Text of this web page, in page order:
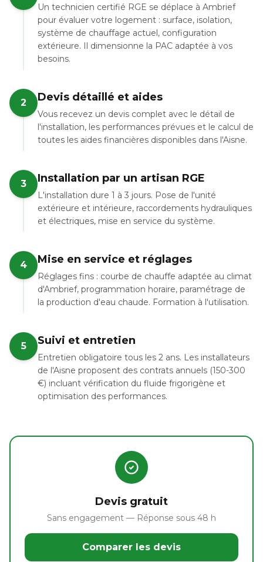
Un technicien certifié RGE se déplace à Ambrief
pour évaluer votre logement : surface, isolation,
système de chauffage actuel, configuration
extérieure. Il dimensionne la PAC adaptée à vos
besoins.
2 Devis détaillé et aides
Vous recevez un devis complet avec le détail de
l'installation, les performances prévues et le calcul de
toutes les aides financières disponibles dans l'Aisne.
3 Installation par un artisan RGE
L'installation dure 1 à 3 jours. Pose de l'unité
extérieure et intérieure, raccordements hydrauliques
et électriques, mise en service du système.
4 Mise en service et réglages
Réglages fins : courbe de chauffe adaptée au climat
d'Ambrief, programmation horaire, paramétrage de
la production d'eau chaude. Formation à l'utilisation.
5 Suivi et entretien
Entretien obligatoire tous les 2 ans. Les installateurs
de l'Aisne proposent des contrats annuels (150-300
€) incluant vérification du fluide frigorigène et
optimisation des performances.
Devis gratuit
Sans engagement — Réponse sous 48 h
Comparer les devis